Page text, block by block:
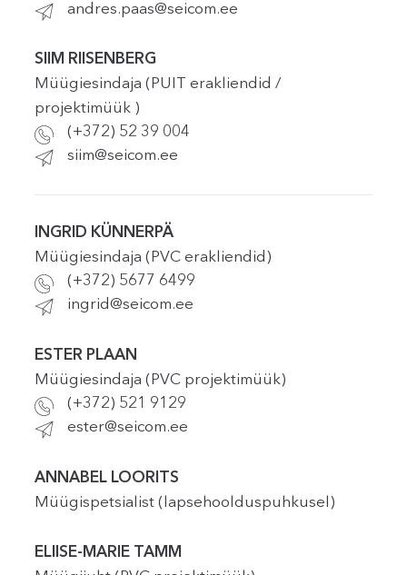
andres.paas@seicom.ee
SIIM RIISENBERG
Müügiesindaja (PUIT erakliendid /
projektimüük )
(+372) 52 39 004
siim@seicom.ee
INGRID KÜNNERPÄ
Müügiesindaja (PVC erakliendid)
(+372) 5677 6499
ingrid@seicom.ee
ESTER PLAAN
Müügiesindaja (PVC projektimüük)
(+372) 521 9129
ester@seicom.ee
ANNABEL LOORITS
Müügispetsialist (lapsehoolduspuhkusel)
ELIISE-MARIE TAMM